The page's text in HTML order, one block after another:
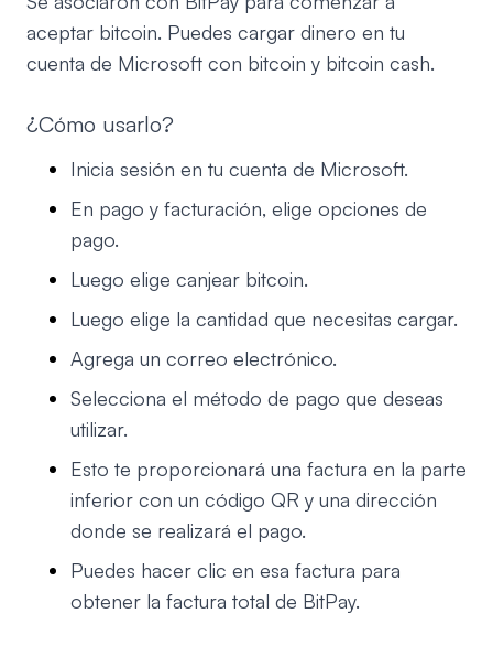
aceptar bitcoin. Puedes cargar dinero en tu
cuenta de Microsoft con bitcoin y bitcoin cash.
¿Cómo usarlo?
Inicia sesión en tu cuenta de Microsoft.
En pago y facturación, elige opciones de
pago.
Luego elige canjear bitcoin.
Luego elige la cantidad que necesitas cargar.
Agrega un correo electrónico.
Selecciona el método de pago que deseas
utilizar.
Esto te proporcionará una factura en la parte
inferior con un código QR y una dirección
donde se realizará el pago.
Puedes hacer clic en esa factura para
obtener la factura total de BitPay.